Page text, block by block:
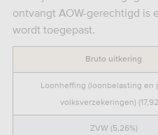
ontvangt AOW-gerechtigd is
wordt toegepast.
Bruto uitkering
Loonheffing (loonbelasting en
volksverzekeringen)
ZVW (5,26%)